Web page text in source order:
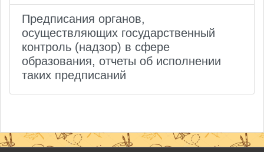
Предписания органов,
осуществляющих государственный
контроль (надзор) в сфере
образования, отчеты об исполнении
таких предписаний